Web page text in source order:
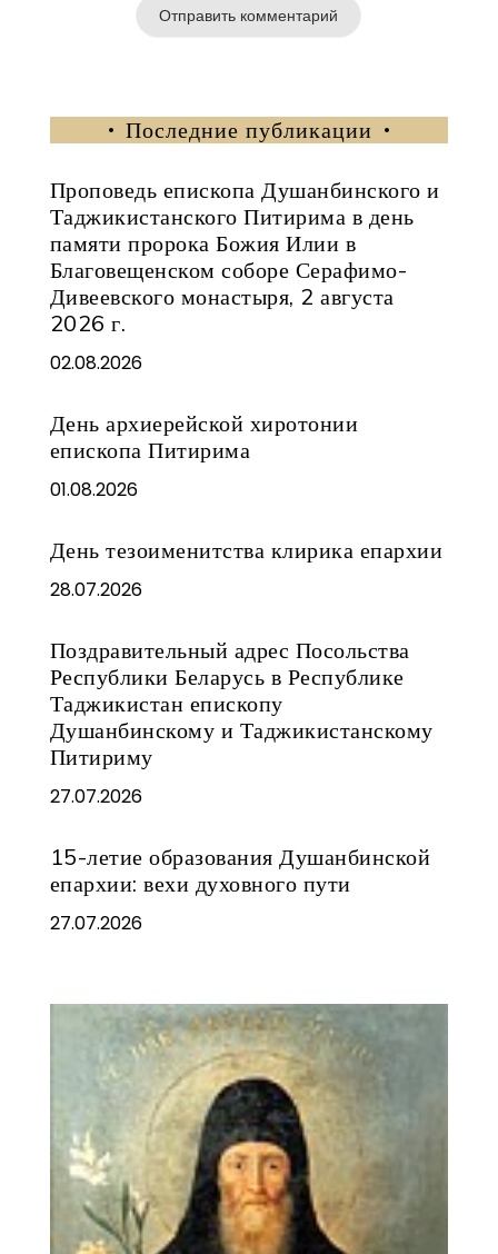
Последние публикации
Проповедь епископа Душанбинского и
Таджикистанского Питирима в день
памяти пророка Божия Илии в
Благовещенском соборе Серафимо-
Дивеевского монастыря, 2 августа
2026 г.
02.08.2026
День архиерейской хиротонии
епископа Питирима
01.08.2026
День тезоименитства клирика епархии
28.07.2026
Поздравительный адрес Посольства
Республики Беларусь в Республике
Таджикистан епископу
Душанбинскому и Таджикистанскому
Питириму
27.07.2026
15-летие образования Душанбинской
епархии: вехи духовного пути
27.07.2026